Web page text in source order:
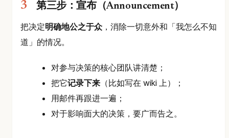
第三步：宣布（Announcement）
把决定明确地公之于众 ，消除一切意外和「我怎么不知
道」的情况。
对参与决策的核心团队讲清楚；
把它记录下来 （比如写在 wiki 上）；
用邮件再跟进一遍；
对于影响面大的决策，要广而告之。